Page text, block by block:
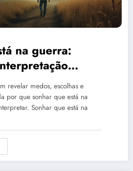
na guerra:
revelar medos, escolhas e
por que sonhar que está na
Sonhar que está na